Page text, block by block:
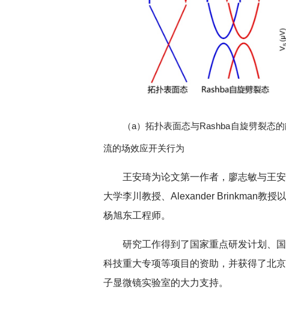
（a）拓扑表面态与Rashba自旋劈裂态
流的场效应开关行为
王安琦为论文第一作者，廖志敏与王
大学李川教授、Alexander Brinkman教授
杨旭东工程师。
研究工作得到了国家重点研发计划、
科技重大专项等项目的资助，并获得了北
子显微镜实验室的大力支持。